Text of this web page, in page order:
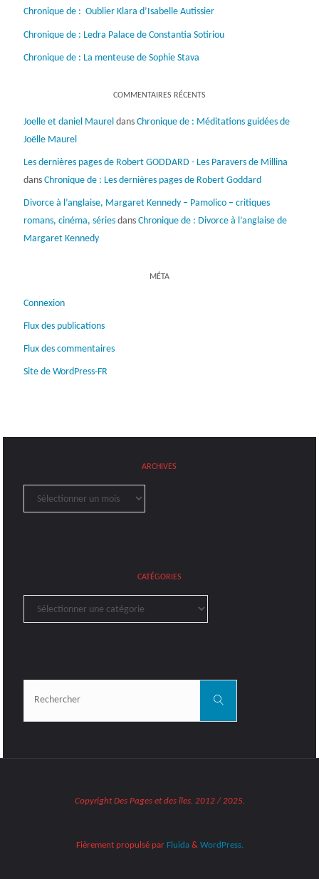
Chronique de : Oublier Klara d’Isabelle Autissier
Chronique de : Ledra Palace de Constantia Sotiriou
Chronique de : La menteuse de Sophie Stava
COMMENTAIRES RÉCENTS
Joelle et daniel Maureldans Chronique de : Méditations guidées de
Joëlle Maurel
Les dernières pages de Robert GODDARD - Les Paravers de Millina
dans Chronique de : Les dernières pages de Robert Goddard
Divorce à l’anglaise, Margaret Kennedy – Pamolico – critiques
romans, cinéma, sériesdans Chronique de : Divorce à l’anglaise de
Margaret Kennedy
MÉTA
Connexion
Flux des publications
Flux des commentaires
Site de WordPress-FR
ARCHIVES
Archives
CATÉGORIES
Catégories
Rechercher
Copyright Des Pages et des îles. 2012 / 2025.
Fièrement propulsé parFluida& WordPress.